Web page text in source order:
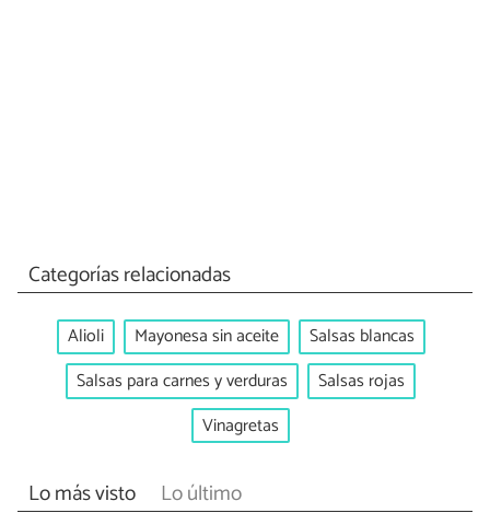
Categorías relacionadas
Alioli Mayonesa sin aceite
Salsas blancas
Salsas para carnes y verduras
Salsas rojas
Vinagretas
Lo más visto Lo último